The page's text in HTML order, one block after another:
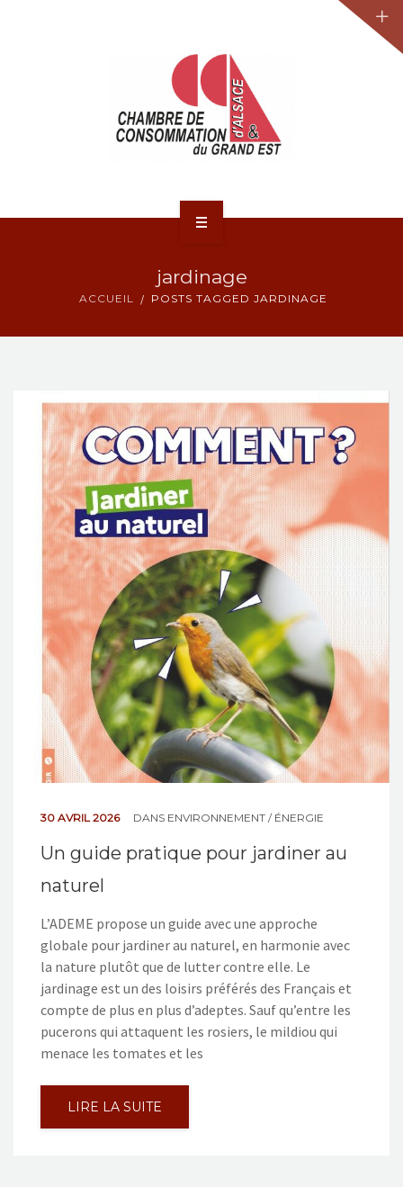
NOS ACTIONS
CONTACT
jardinage
ACCUEIL POSTS TAGGED JARDINAGE
30 AVRIL 2026 DANS ENVIRONNEMENT / ÉNERGIE
Un guide pratique pour jardiner au
naturel
L’ADEME propose un guide avec une approche
globale pour jardiner au naturel, en harmonie avec
la nature plutôt que de lutter contre elle. Le
jardinage est un des loisirs préférés des Français et
compte de plus en plus d’adeptes. Sauf qu’entre les
pucerons qui attaquent les rosiers, le mildiou qui
menace les tomates et les
LIRE LA SUITE